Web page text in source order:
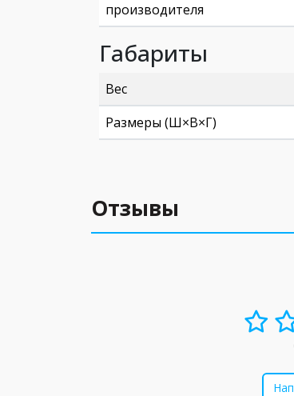
производителя
Габариты
Вес
Размеры (Ш×В×Г)
Отзывы